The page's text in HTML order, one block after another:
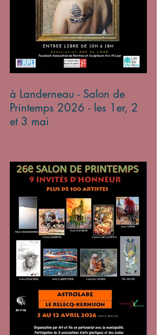
à Landerneau - Salon de
Printemps 2026 - les 1er, 2
et 3 mai